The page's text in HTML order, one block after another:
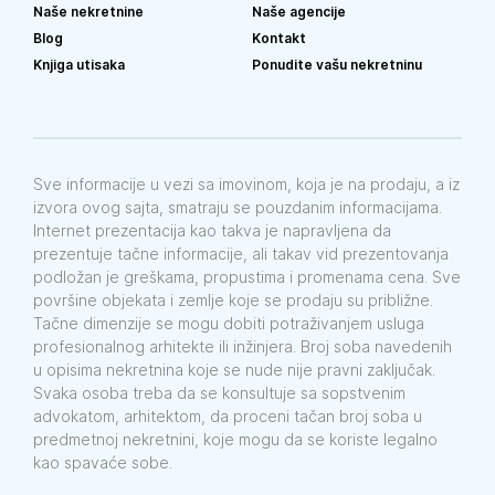
Naše nekretnine
Naše agencije
Blog
Kontakt
Knjiga utisaka
Ponudite vašu nekretninu
Sve informacije u vezi sa imovinom, koja je na prodaju, a iz
izvora ovog sajta, smatraju se pouzdanim informacijama.
Internet prezentacija kao takva je napravljena da
prezentuje tačne informacije, ali takav vid prezentovanja
podložan je greškama, propustima i promenama cena. Sve
površine objekata i zemlje koje se prodaju su približne.
Tačne dimenzije se mogu dobiti potraživanjem usluga
profesionalnog arhitekte ili inžinjera. Broj soba navedenih
u opisima nekretnina koje se nude nije pravni zaključak.
Svaka osoba treba da se konsultuje sa sopstvenim
advokatom, arhitektom, da proceni tačan broj soba u
predmetnoj nekretnini, koje mogu da se koriste legalno
kao spavaće sobe.